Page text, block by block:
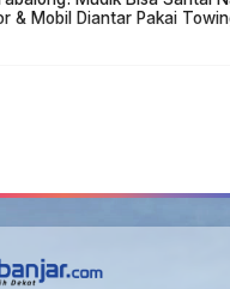
& Mobil Diantar Pakai